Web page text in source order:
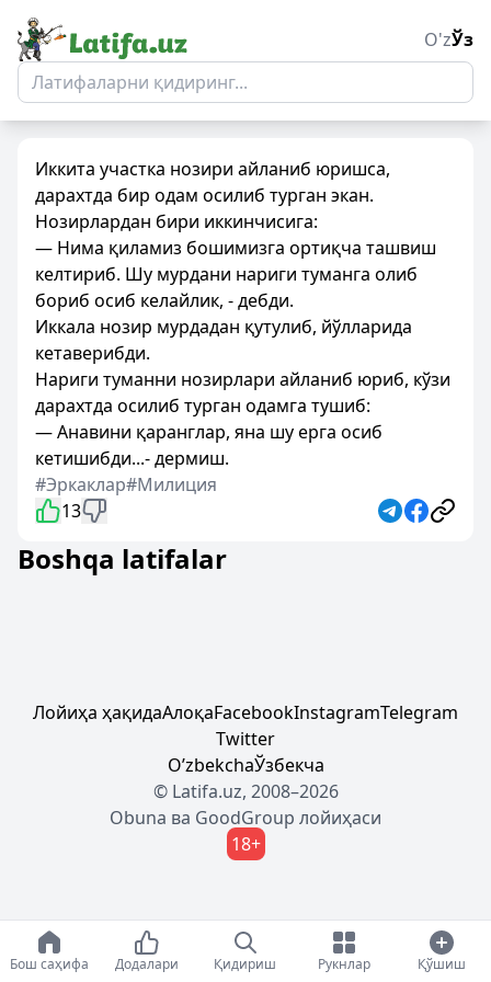
O'zЎз
Иккита участка нозири айланиб юришса,
дарахтда бир одам осилиб турган экан.
Нозирлардан бири иккинчисига:
— Нима қиламиз бошимизга ортиқча ташвиш
келтириб. Шу мурдани нариги туманга олиб
бориб осиб келайлик, - дебди.
Иккала нозир мурдадан қутулиб, йўлларида
кетаверибди.
Нариги туманни нозирлари айланиб юриб, кўзи
дарахтда осилиб турган одамга тушиб:
— Анавини қаранглар, яна шу ерга осиб
кетишибди...- дермиш.
#Эркаклар#Милиция
13
Boshqa latifalar
Лойиҳа ҳақидаАлоқаFacebookInstagramTelegram
Twitter
OʼzbekchaЎзбекча
© Latifa.uz, 2008–2026
Obuna ва GoodGroup лойиҳаси
18+
Бош саҳифа Додалари Қидириш Рукнлар Қўшиш